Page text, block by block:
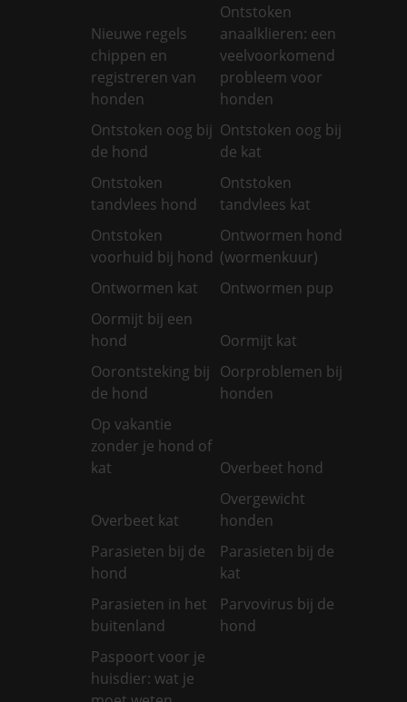
Nieuwe regels
chippen en
registreren van
honden
Ontstoken
anaalklieren: een
veelvoorkomend
probleem voor
honden
Ontstoken oog bij
de hond
Ontstoken oog bij
de kat
Ontstoken
tandvlees hond
Ontstoken
tandvlees kat
Ontstoken
voorhuid bij hond
Ontwormen hond
(wormenkuur)
Ontwormen kat
Ontwormen pup
Oormijt bij een
hond
Oormijt kat
Oorontsteking bij
de hond
Oorproblemen bij
honden
Op vakantie
zonder je hond of
kat
Overbeet hond
Overbeet kat
Overgewicht
honden
Parasieten bij de
hond
Parasieten bij de
kat
Parasieten in het
buitenland
Parvovirus bij de
hond
Paspoort voor je
huisdier: wat je